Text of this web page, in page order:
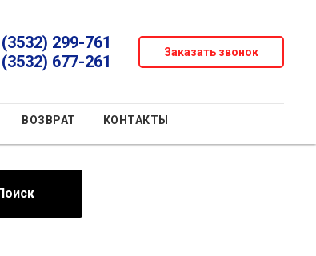
299-761
677-261
Заказать звонок
ВОЗВРАТ КОНТАКТЫ